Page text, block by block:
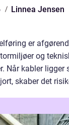
Linnea Jensen
er
og
Når kabler ligger
skaber det